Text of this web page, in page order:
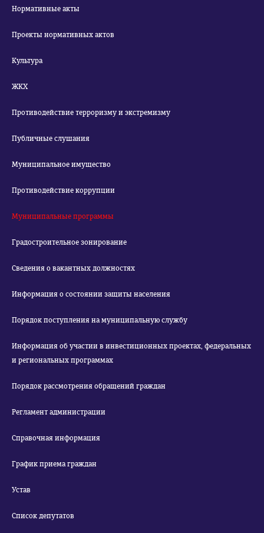
Нормативные акты
Проекты нормативных актов
Культура
ЖКХ
Противодействие терроризму и экстремизму
Публичные слушания
Муниципальное имущество
Противодействие коррупции
Муниципальные программы
Градостроительное зонирование
Сведения о вакантных должностях
Информация о состоянии защиты населения
Порядок поступления на муниципальную службу
Информация об участии в инвестиционных проектах, федеральных
и региональных программах
Порядок рассмотрения обращений граждан
Регламент администрации
Справочная информация
График приема граждан
Устав
Список депутатов